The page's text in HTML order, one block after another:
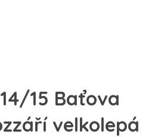
15 Baťova
velkolepá